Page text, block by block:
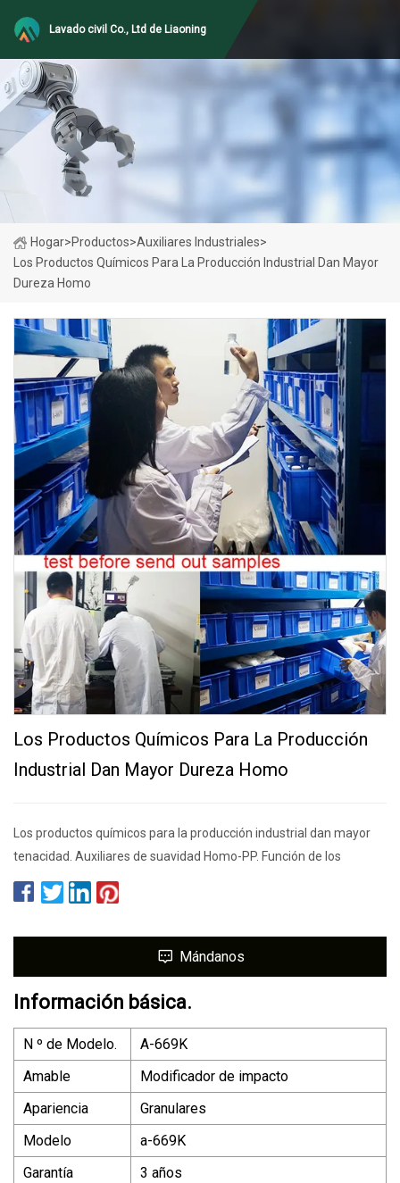
Lavado civil Co., Ltd de Liaoning
Hogar>Productos>Auxiliares Industriales>
Los Productos Químicos Para La Producción Industrial Dan Mayor
Dureza Homo
Los Productos Químicos Para La Producción
Industrial Dan Mayor Dureza Homo
Los productos químicos para la producción industrial dan mayor
tenacidad. Auxiliares de suavidad Homo-PP. Función de los
Mándanos
Información básica.
N º de Modelo.
A-669K
Amable
Modificador de impacto
Apariencia
Granulares
Modelo
a-669K
Garantía
3 años